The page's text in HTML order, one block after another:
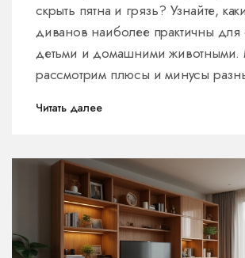
скрыть пятна и грязь? Узнайте,
диванов наиболее практичны для
детьми и домашними
рассмотрим плюсы и минусы
мебелью. Хотите, чтобы ваш диван
Читать далее